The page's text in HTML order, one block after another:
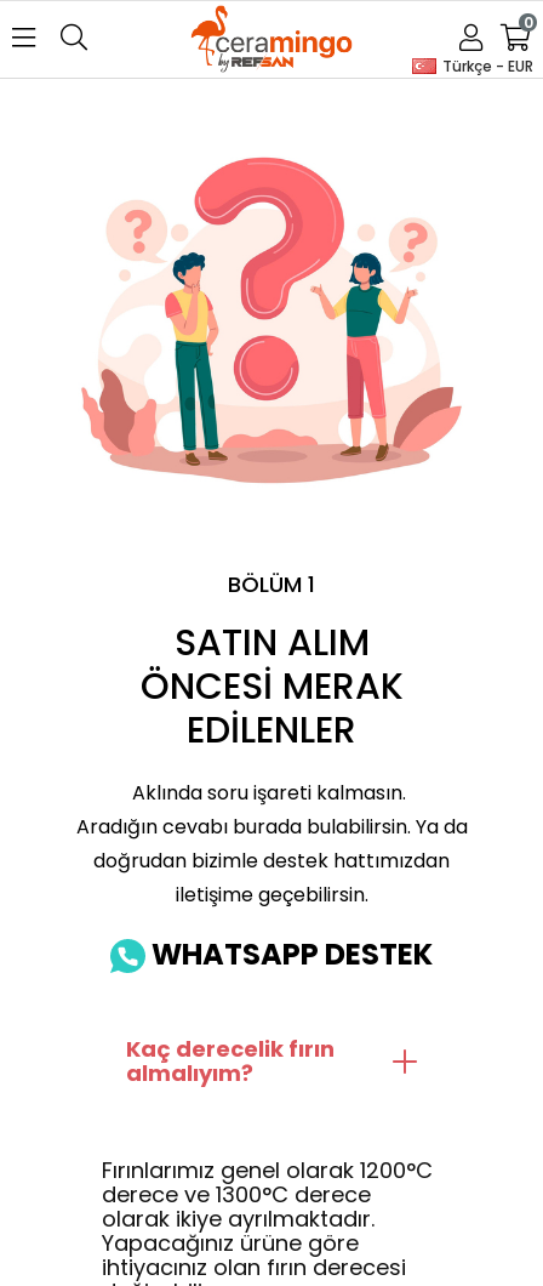
Türkçe - EUR
0
BÖLÜM 1
SATIN ALIM
ÖNCESİ MERAK
EDİLENLER
Aklında soru işareti kalmasın.
Aradığın cevabı burada bulabilirsin. Ya da
doğrudan bizimle destek hattımızdan
iletişime geçebilirsin.
WHATSAPP DESTEK
Kaç derecelik fırın
almalıyım?
Fırınlarımız genel olarak 1200°C
derece ve 1300°C derece
olarak ikiye ayrılmaktadır.
Yapacağınız ürüne göre
ihtiyacınız olan fırın derecesi